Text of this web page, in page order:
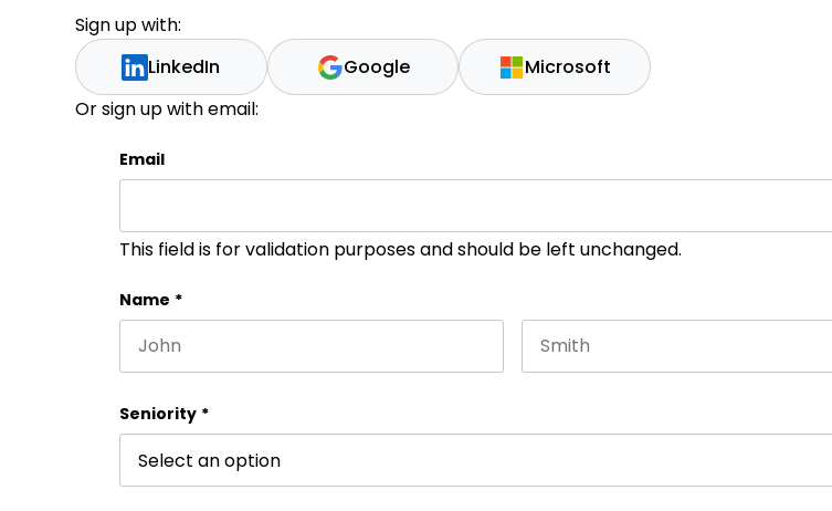
Sign up with:
LinkedIn Google Microsoft
Or sign up with email:
Email
This field is for validation purposes and should be left unchanged.
Name *
Seniority *